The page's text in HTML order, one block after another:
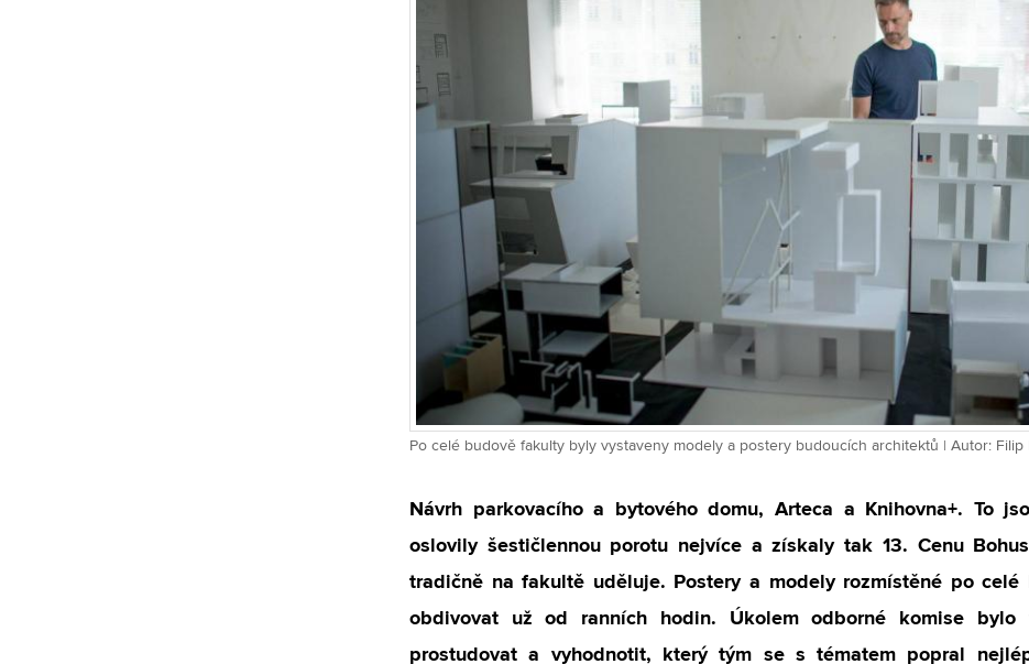
Po celé budově fakulty byly vystaveny modely a postery budoucích architektů | Autor: Filip
Návrh parkovacího a bytového domu, Arteca a Knihovna+. To
oslovily šestičlennou porotu nejvíce a získaly tak 13. Cenu
tradičně na fakultě uděluje. Postery a modely rozmístěné po
obdivovat už od ranních hodin. Úkolem odborné komise bylo
prostudovat a vyhodnotit, který tým se s tématem popral